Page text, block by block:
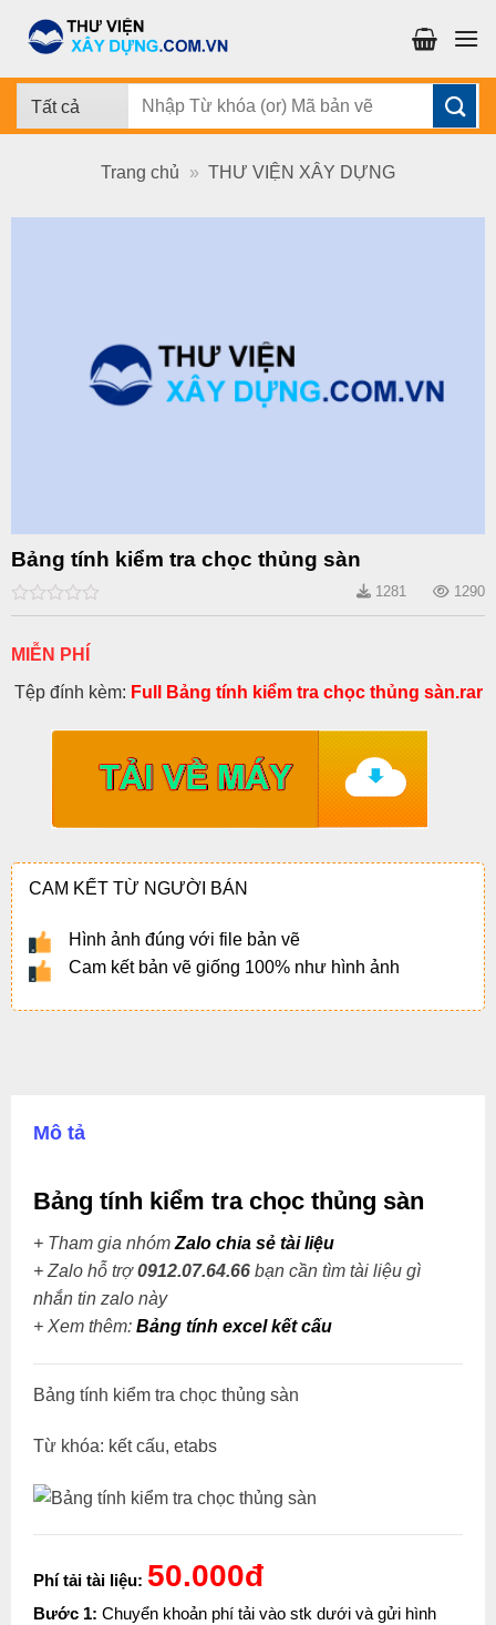
đến
dung
Tìm
Trang chủ » THƯ VIỆN XÂY DỰNG
Bảng tính kiểm tra chọc thủng sàn
0
of
1281 1290
MIỄN PHÍ
Tệp đính kèm: Full Bảng tính kiểm tra chọc thủng sàn.rar
CAM KẾT TỪ NGƯỜI BÁN
Hình ảnh đúng với file bản vẽ
Cam kết bản vẽ giống 100% như hình ảnh
Mô tả
Bảng tính kiểm tra chọc thủng sàn
+ Tham gia nhóm Zalo chia sẻ tài liệu
+ Zalo hỗ trợ0912.07.64.66bạn cần tìm tài liệu gì
nhắn tin zalo này
+ Xem thêm: Bảng tính excel kết cấu
Bảng tính kiểm tra chọc thủng sàn
Từ khóa: kết cấu, etabs
Phí tải tài liệu: 50.000đ
Bước 1: Chuyển khoản phí tải vào stk dưới và gửi hình